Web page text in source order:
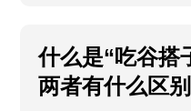
什么是“吃谷搭
两者有什么区